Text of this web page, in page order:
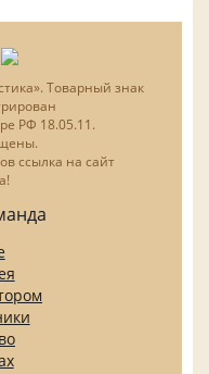
Товарный знак
РФ 18.05.11.
ссылка на сайт